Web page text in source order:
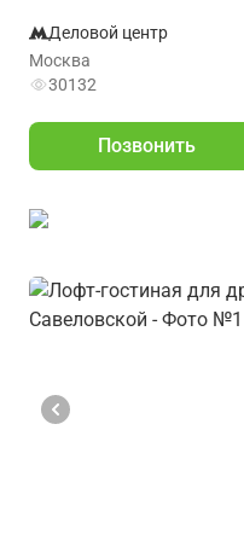
Деловой центр
Москва
30132
Позвонить